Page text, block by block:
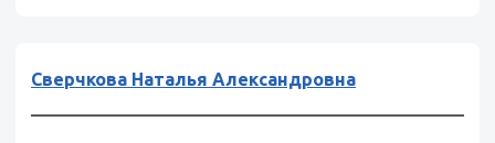
Сверчкова Наталья Александровна